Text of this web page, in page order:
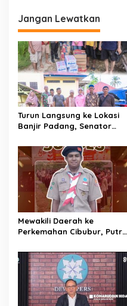
a
s
i
p
o
s
Jangan Lewatkan
Turun Langsung ke Lokasi
Banjir Padang, Senator
Bantuan dan Soroti
Dampak Kesehatan warga
Mewakili Daerah ke
Perkemahan Cibubur, Putra
Sitanang Butuh Uluran
Tangan Pemkab 50 Kota